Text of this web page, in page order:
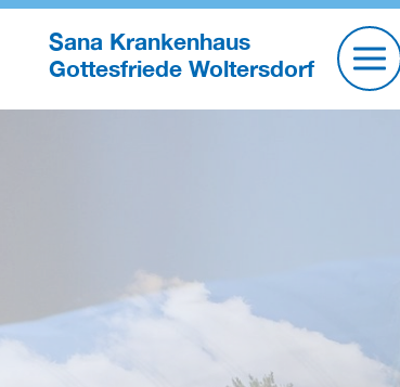
Sana Krankenhaus
Gottesfriede Woltersdorf